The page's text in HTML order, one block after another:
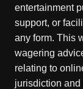
entertainment
support, or
any form. This
wagering
relating to
jurisdiction